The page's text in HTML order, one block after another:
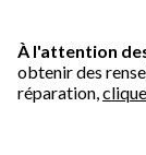
À l'attention
obtenir des
réparation,